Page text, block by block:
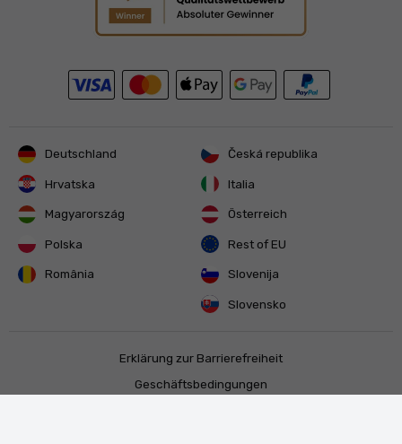
Deutschland Česká republika
Hrvatska Italia
Magyarország Österreich
Polska Rest of EU
România Slovenija
Slovensko
Erklärung zur Barrierefreiheit
Geschäftsbedingungen